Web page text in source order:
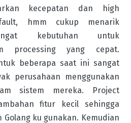
kecepatan dan high
hmm cukup menarik
kebutuhan untuk
processing yang cepat.
beberapa saat ini sangat
perusahaan menggunakan
sistem mereka. Project
fitur kecil sehingga
ku gunakan. Kemudian